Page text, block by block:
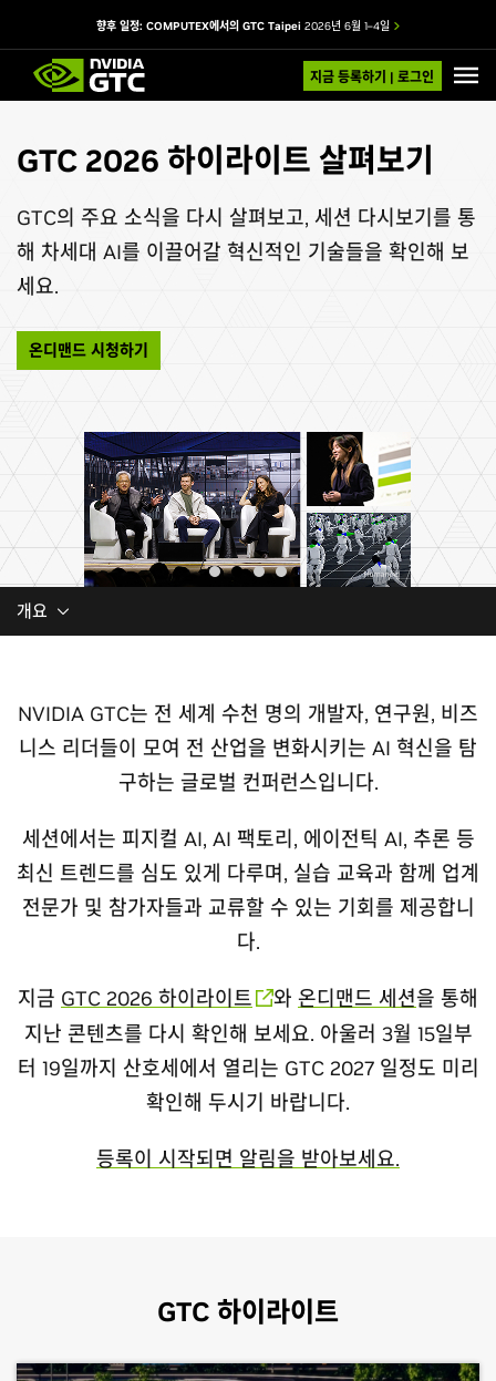
향후 일정: COMPUTEX에서의 GTC Taipei 2026년 6월 1–4일
지금 등록하기 | 로그인
GTC 2026 하이라이트 살펴보기
GTC의 주요 소식을 다시 살펴보고, 세션 다시보기를 통
해 차세대 AI를 이끌어갈 혁신적인 기술들을 확인해 보
세요.
온디맨드 시청하기
개요
NVIDIA GTC는 전 세계 수천 명의 개발자, 연구원, 비즈
니스 리더들이 모여 전 산업을 변화시키는 AI 혁신을 탐
구하는 글로벌 컨퍼런스입니다.
세션에서는 피지컬 AI, AI 팩토리, 에이전틱 AI, 추론 등
최신 트렌드를 심도 있게 다루며, 실습 교육과 함께 업계
전문가 및 참가자들과 교류할 수 있는 기회를 제공합니
다.
지금 GTC 2026 하이라이트 와 온디맨드 세션을 통해
지난 콘텐츠를 다시 확인해 보세요. 아울러 3월 15일부
터 19일까지 산호세에서 열리는 GTC 2027 일정도 미리
확인해 두시기 바랍니다.
등록이 시작되면 알림을 받아보세요.
GTC 하이라이트